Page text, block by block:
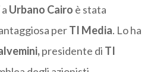
a Urbano Cairo è stata
perTI Media. Lo ha
presidente di TI